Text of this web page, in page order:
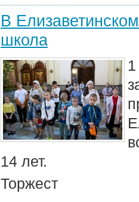
В
школа
14 лет.
Торжест